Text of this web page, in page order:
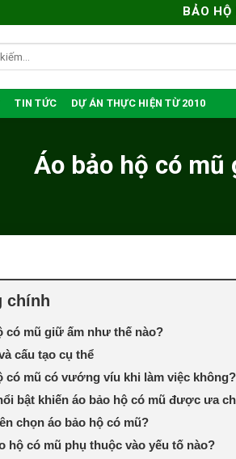
BẢO
TIN TỨC DỰ ÁN THỰC HIỆN TỪ 2010
Áo bảo hộ có
chính
có mũ giữ ấm như thế nào?
cấu tạo cụ thể
có mũ có vướng víu khi làm việc không?
bật khiến áo bảo hộ có mũ được ưa
chọn áo bảo hộ có mũ?
hộ có mũ phụ thuộc vào yếu tố nào?